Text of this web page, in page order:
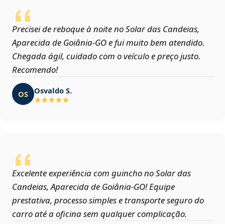
Precisei de reboque à noite no Solar das Candeias,
Aparecida de Goiânia‑GO e fui muito bem atendido.
Chegada ágil, cuidado com o veículo e preço justo.
Recomendo!
OS Osvaldo S.
Excelente experiência com guincho no Solar das
Candeias, Aparecida de Goiânia‑GO! Equipe
prestativa, processo simples e transporte seguro do
carro até a oficina sem qualquer complicação.